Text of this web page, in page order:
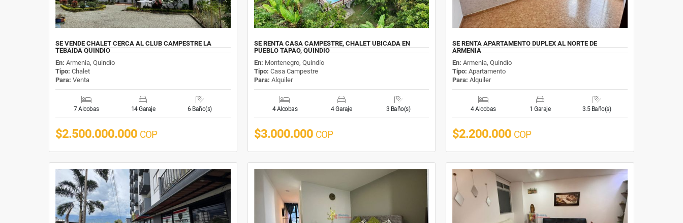
SE VENDE CHALET CERCA AL CLUB CAMPESTRE LA
TEBAIDA QUINDIO
En: Armenia, Quindío
Tipo: Chalet
Para: Venta
7 Alcobas 14 Garaje 6 Baño(s)
$2.500.000.000 COP
SE RENTA CASA CAMPESTRE, CHALET UBICADA EN
PUEBLO TAPAO, QUINDIO
En: Montenegro, Quindío
Tipo: Casa Campestre
Para: Alquiler
4 Alcobas 4 Garaje 3 Baño(s)
$3.000.000 COP
SE RENTA APARTAMENTO DUPLEX AL NORTE DE
ARMENIA
En:Armenia, Quindío
Tipo: Apartamento
Para: Alquiler
4 Alcobas 1 Garaje 3.5 Baño(s)
$2.200.000 COP